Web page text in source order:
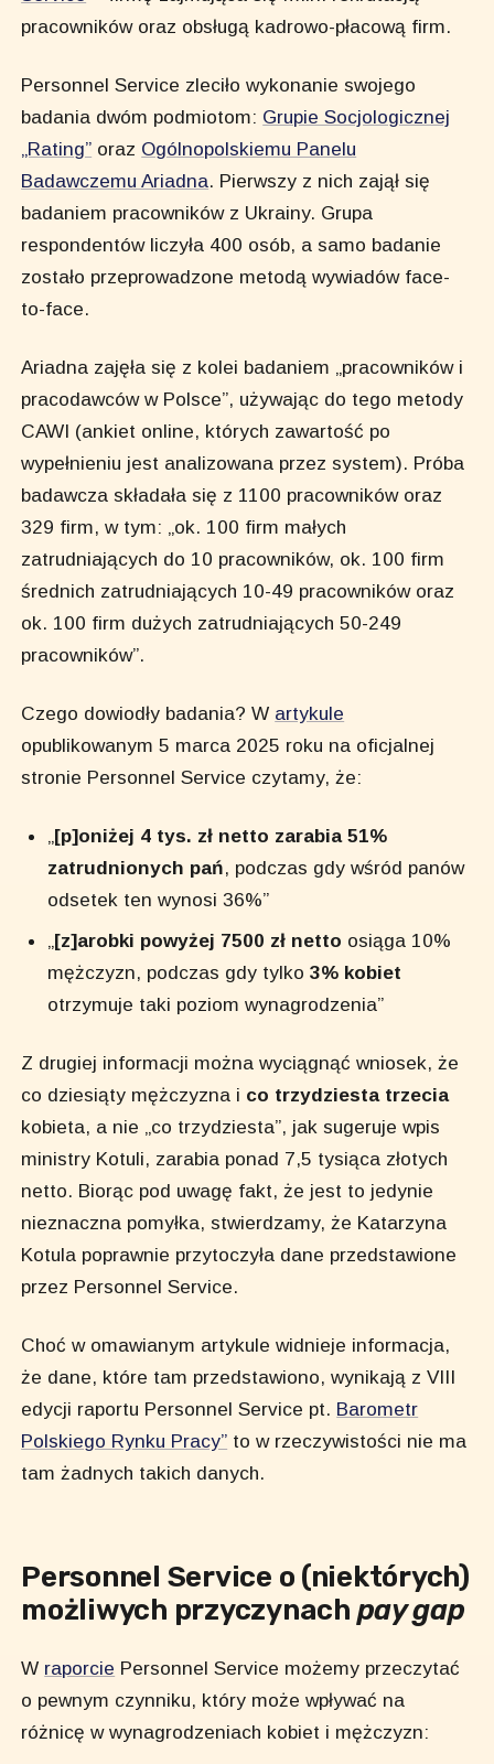
pracowników oraz obsługą kadrowo-płacową firm.
Personnel Service zleciło wykonanie swojego
badania dwóm podmiotom: Grupie Socjologicznej
„Rating” oraz Ogólnopolskiemu Panelu
Badawczemu Ariadna. Pierwszy z nich zajął się
badaniem pracowników z Ukrainy. Grupa
respondentów liczyła 400 osób, a samo badanie
zostało przeprowadzone metodą wywiadów face-
to-face.
Ariadna zajęła się z kolei badaniem „pracowników i
pracodawców w Polsce”, używając do tego metody
CAWI (ankiet online, których zawartość po
wypełnieniu jest analizowana przez system). Próba
badawcza składała się z 1100 pracowników oraz
329 firm, w tym: „ok. 100 firm małych
zatrudniających do 10 pracowników, ok. 100 firm
średnich zatrudniających 10-49 pracowników oraz
ok. 100 firm dużych zatrudniających 50-249
pracowników”.
Czego dowiodły badania? W artykule
opublikowanym 5 marca 2025 roku na oficjalnej
stronie Personnel Service czytamy, że:
[p]oniżej 4 tys. zł netto zarabia 51%
zatrudnionych pań, podczas gdy wśród panów
odsetek ten wynosi 36%”
[z]arobki powyżej 7500 zł netto osiąga 10%
mężczyzn, podczas gdy tylko3% kobiet
otrzymuje taki poziom wynagrodzenia”
Z drugiej informacji można wyciągnąć wniosek, że
co dziesiąty mężczyzna i co trzydziesta trzecia
kobieta, a nie „co trzydziesta”, jak sugeruje wpis
ministry Kotuli, zarabia ponad 7,5 tysiąca złotych
netto. Biorąc pod uwagę fakt, że jest to jedynie
nieznaczna pomyłka, stwierdzamy, że Katarzyna
Kotula poprawnie przytoczyła dane przedstawione
przez Personnel Service.
Choć w omawianym artykule widnieje informacja,
że dane, które tam przedstawiono, wynikają z VIII
edycji raportu Personnel Service pt. Barometr
Polskiego Rynku Pracy” to w rzeczywistości nie ma
tam żadnych takich danych.
Personnel Service o (niektórych)
możliwych przyczynach pay gap
W raporcie Personnel Service możemy przeczytać
o pewnym czynniku, który może wpływać na
różnicę w wynagrodzeniach kobiet i mężczyzn: